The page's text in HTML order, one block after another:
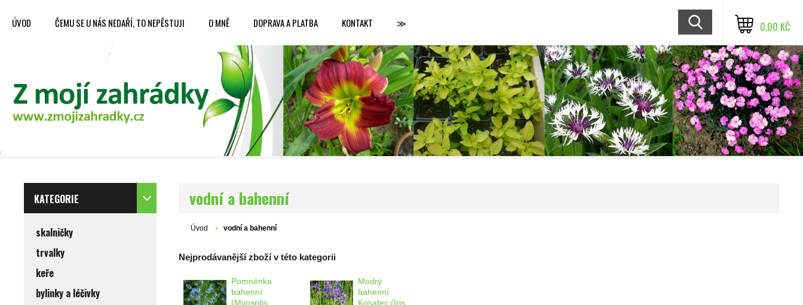
ÚVOD ČEMU SE U NÁS NEDAŘÍ, TO NEPĚSTUJI O MNĚ DOPRAVA A PLATBA KONTAKT ≫ 0,00 KČ
KATEGORIE
skalničky
trvalky
keře
bylinky a léčivky
vodní a bahenní
Úvod vodní a bahenní
Nejprodávanější zboží v této kategorii
Pomněnka
bahenní
(Myosotis
Modrý
bahenní
Kosatec (Iris